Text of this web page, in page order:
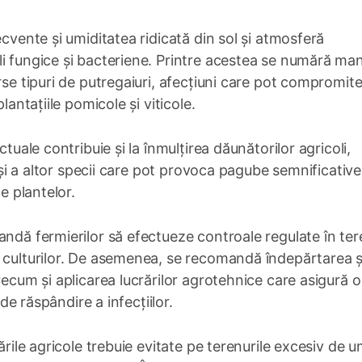
și umiditatea ridicată din sol și atmosferă
și bacteriene. Printre acestea se numără
tipuri de putregaiuri, afecțiuni care pot compromite
pomicole și viticole.
contribuie și la înmulțirea dăunătorilor agricoli,
a altor specii care pot provoca pagube
plantelor.
fermierilor să efectueze controale regulate în
De asemenea, se recomandă îndepărtarea
și aplicarea lucrărilor agrotehnice care asigură
răspândire a infecțiilor.
agricole trebuie evitate pe terenurile excesiv de